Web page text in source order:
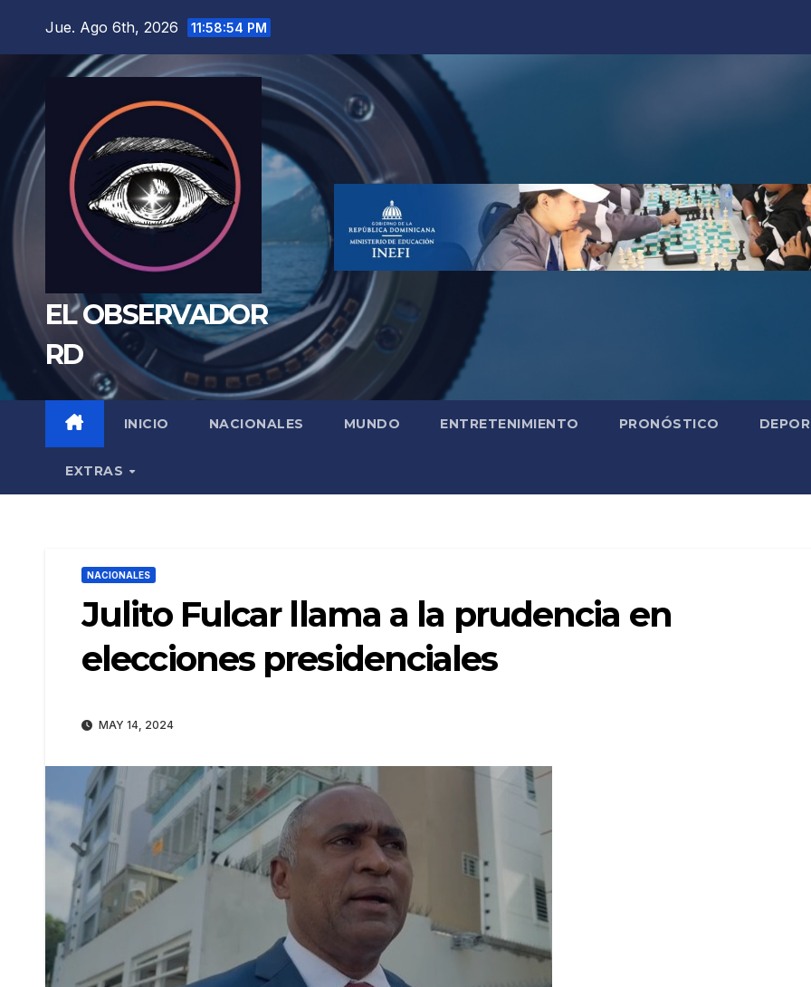
Jue. Ago 6th, 2026 11:58:56 PM
EL OBSERVADOR
RD
INICIO NACIONALES MUNDO ENTRETENIMIENTO PRONÓSTICO
EXTRAS
NACIONALES
Julito Fulcar llama a la prudencia en
elecciones presidenciales
MAY 14, 2024